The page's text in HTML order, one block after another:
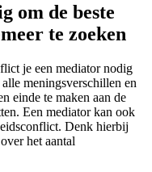
om de beste
te zoeken
je een mediator nodig
meningsverschillen en
einde te maken aan de
Een mediator kan ook
Denk hierbij
het aantal